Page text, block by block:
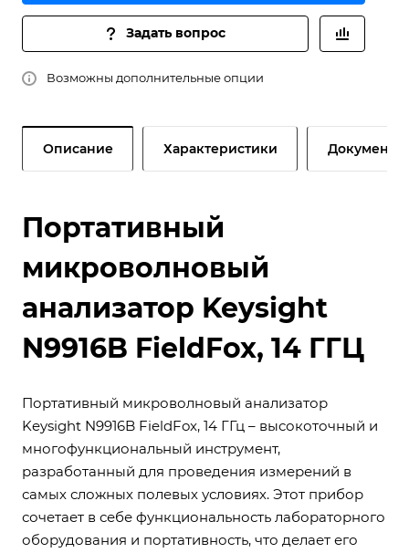
Задать вопрос
Возможны дополнительные опции
Описание Характеристики Документы
Портативный
микроволновый
анализатор Keysight
N9916B FieldFox, 14 ГГЦ
Портативный микроволновый анализатор
Keysight N9916B FieldFox, 14 ГГц – высокоточный и
многофункциональный инструмент,
разработанный для проведения измерений в
самых сложных полевых условиях. Этот прибор
сочетает в себе функциональность лабораторного
оборудования и портативность, что делает его